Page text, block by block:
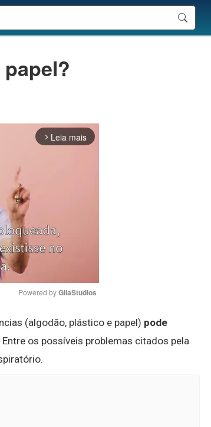
arrow_forward_ios Leia mais
Mute
Powered by GliaStudios
(algodão, plástico e papel) pode
Entre os possíveis problemas citados pela